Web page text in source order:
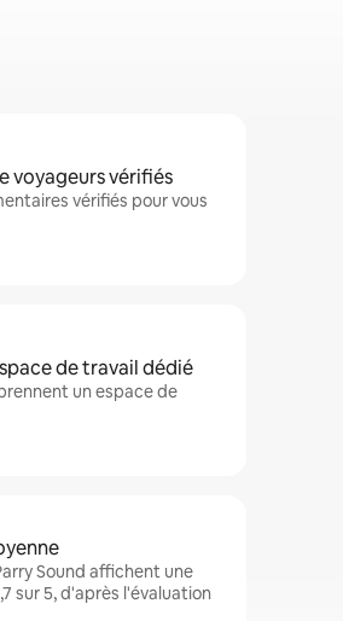
voyageurs vérifiés
vérifiés pour vous
de travail dédié
un espace de
Sound affichent une
sur 5, d'après l'évaluation